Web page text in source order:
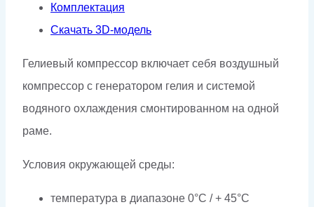
Комплектация
Скачать 3D-модель
Гелиевый компрессор включает себя воздушный
компрессор с генератором гелия и системой
водяного охлаждения смонтированном на одной
раме.
Условия окружающей среды:
температура в диапазоне 0°C / + 45°C